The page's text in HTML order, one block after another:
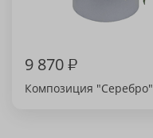
9 870₽
Композиция "Серебро"